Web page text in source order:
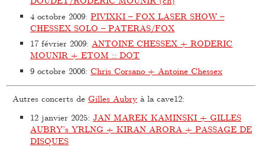
4 octobre 2009:PIVIXKI – FOX LASER SHOW –
CHESSEX SOLO – PATERAS/FOX
17 février 2009:ANTOINE CHESSEX + RODERIC
MOUNIR + ETOM :: DOT
9 octobre 2006:Chris Corsano + Antoine Chessex
Autres concerts deGilles Aubry à la cave12:
12 janvier 2025:JAN MAREK KAMINSKI + GILLES
AUBRY’s YRLNG + KIRAN ARORA + PASSAGE DE
DISQUES